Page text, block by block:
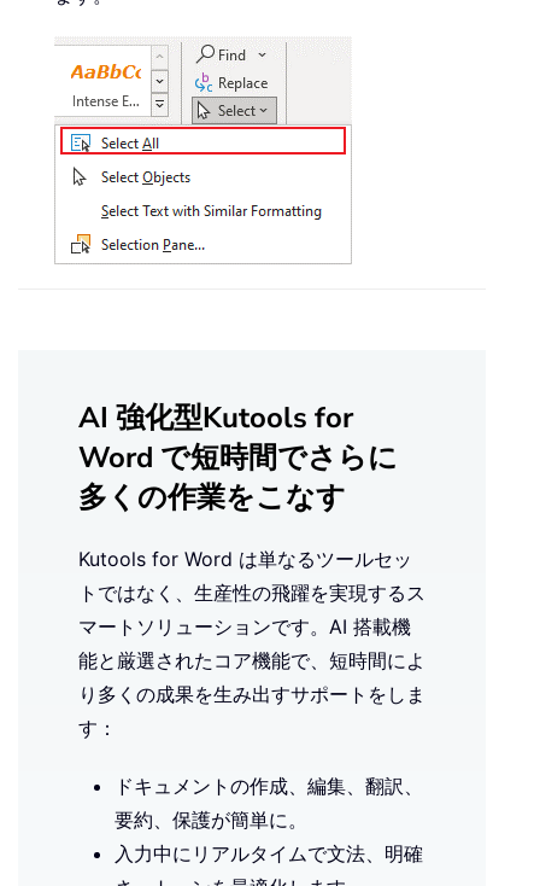
AI 強化型Kutools for
Word で短時間でさらに
多くの作業をこなす
Kutools for Word は単なるツールセッ
トではなく、生産性の飛躍を実現するス
マートソリューションです。AI 搭載機
能と厳選されたコア機能で、短時間によ
り多くの成果を生み出すサポートをしま
す：
ドキュメントの作成、編集、翻訳、
要約、保護が簡単に。
入力中にリアルタイムで文法、明確